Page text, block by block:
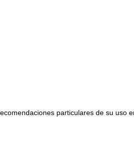
particulares de su uso